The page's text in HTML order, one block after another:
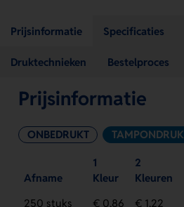
Prijsinformatie Specificaties
Druktechnieken Bestelproces
Prijsinformatie
ONBEDRUKT TAMPONDRUK
Afname
1
Kleur
2
Kleuren
250 stuks
€ 0,86 € 1,22